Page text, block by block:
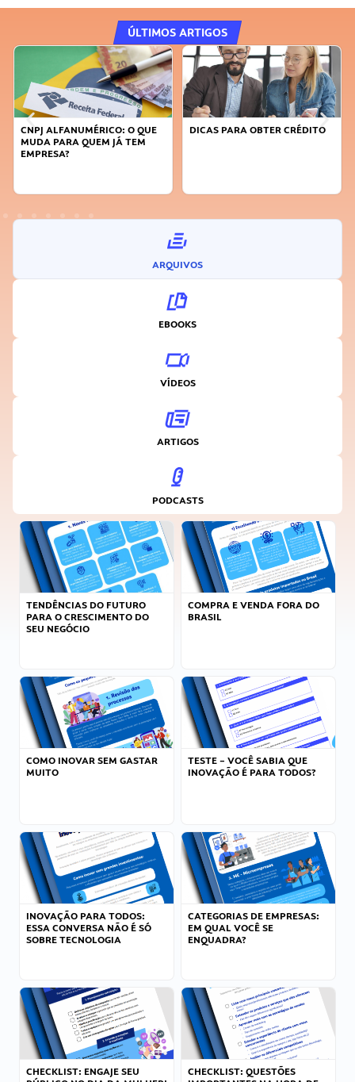
ÚLTIMOS ARTIGOS
CNPJ ALFANUMÉRICO: O QUE
MUDA PARA QUEM JÁ TEM
EMPRESA?
DICAS PARA OBTER CRÉDITO
ARQUIVOS
EBOOKS
VÍDEOS
ARTIGOS
PODCASTS
TENDÊNCIAS DO FUTURO
PARA O CRESCIMENTO DO
SEU NEGÓCIO
COMPRA E VENDA FORA DO
BRASIL
COMO INOVAR SEM GASTAR
MUITO
TESTE – VOCÊ SABIA QUE
INOVAÇÃO É PARA TODOS?
INOVAÇÃO PARA TODOS:
ESSA CONVERSA NÃO É SÓ
SOBRE TECNOLOGIA
CATEGORIAS DE EMPRESAS:
EM QUAL VOCÊ SE
ENQUADRA?
CHECKLIST: ENGAJE SEU
CHECKLIST: QUESTÕES